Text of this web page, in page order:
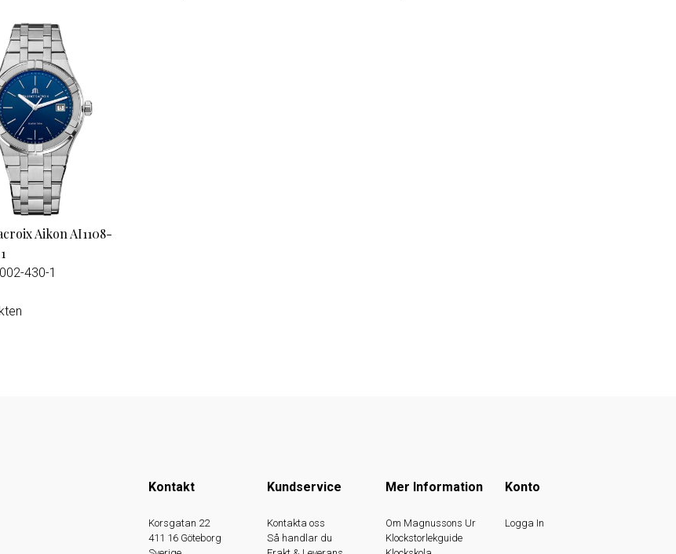
Aikon AI1108-
430-1
Kontakt
Korsgatan 22
411 16 Göteborg
Kundservice
Kontakta oss
Så handlar du
Mer Information
Om Magnussons Ur
Klockstorlekguide
Konto
Logga In